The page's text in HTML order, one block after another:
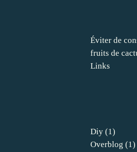
Diy (1)
Overblog (1)
Éviter de
fruits de
Links